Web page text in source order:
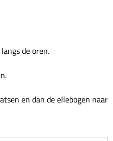
de oren.
en dan de ellebogen naar